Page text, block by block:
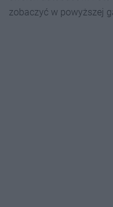
zobaczyć w powyższej